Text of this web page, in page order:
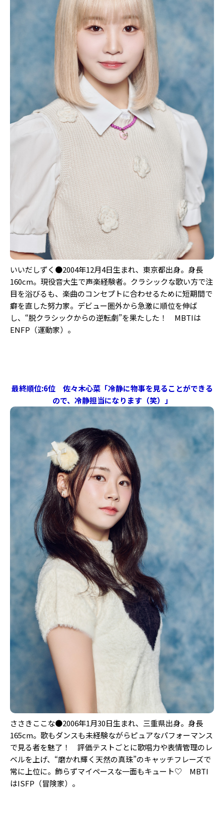
いいだしずく●2004年12月4日生まれ、東京都出身。身長
160cm。現役音大生で声楽経験者。クラシックな歌い方で注
目を浴びるも、楽曲のコンセプトに合わせるために短期間で
癖を直した努力家。デビュー圏外から急激に順位を伸ば
し、“脱クラシックからの逆転劇”を果たした！ MBTIは
ENFP（運動家）。
最終順位:6位 佐々木心菜「冷静に物事を見ることができる
ので、冷静担当になります（笑）」
ささきここな●2006年1月30日生まれ、三重県出身。身長
165cm。歌もダンスも未経験ながらピュアなパフォーマンス
で見る者を魅了！ 評価テストごとに歌唱力や表情管理のレ
ベルを上げ、“磨かれ輝く天然の真珠”のキャッチフレーズで
常に上位に。飾らずマイペースな一面もキュート♡ MBTI
はISFP（冒険家）。